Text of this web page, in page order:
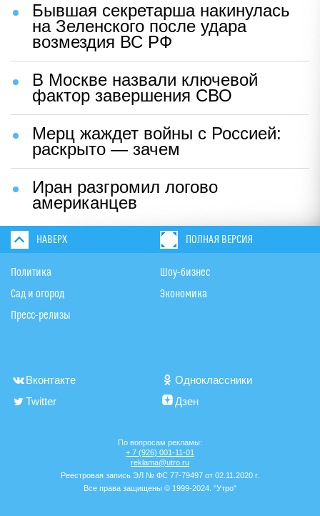
Бывшая секретарша накинулась
на Зеленского после удара
возмездия ВС РФ
В Москве назвали ключевой
фактор завершения СВО
Мерц жаждет войны с Россией:
раскрыто — зачем
Иран разгромил логово
американцев
НАВЕРХ ПОЛНАЯ ВЕРСИЯ
Политика
Сад и огород
Пресс-релизы
Шоу-бизнес
Экономика
Вконтакте
Одноклассники
Twitter
Дзен
По вопросам рекламы:
+ 7 (926) 001-11-01
reklama@utro.ru
Реестровая запись ЭЛ № ФС 77-79497 от 02.11.2020 г.
Все права защищены © 1999-2024. "Утро"